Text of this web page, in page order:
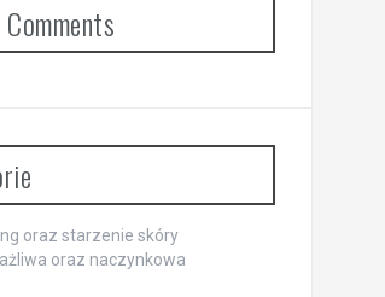
oraz starzenie skóry
oraz naczynkowa